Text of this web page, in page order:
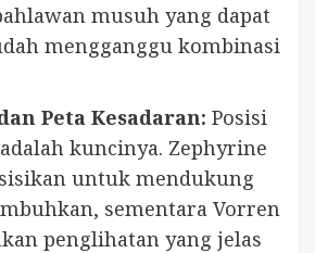
musuh yang dapat
mengganggu kombinasi
Peta Kesadaran: Posisi
kuncinya. Zephyrine
untuk mendukung
sementara Vorren
penglihatan yang jelas